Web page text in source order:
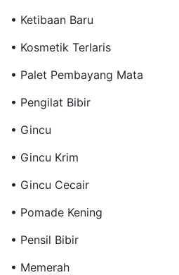
• Ketibaan Baru
• Kosmetik Terlaris
• Palet Pembayang Mata
• Pengilat Bibir
• Gincu
• Gincu Krim
• Gincu Cecair
• Pomade Kening
• Pensil Bibir
• Memerah